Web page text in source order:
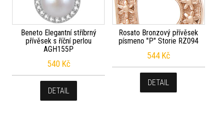
Beneto Elegantní stříbrný
přívěsek s říční perlou
AGH155P
540 Kč
DETAIL
Rosato Bronzový přívěsek
písmeno "P" Storie RZ094
544 Kč
DETAIL